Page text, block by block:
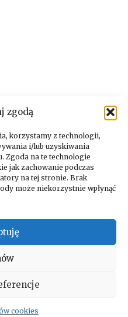
zgodą
korzystamy z technologii,
i/lub uzyskiwania
Zgoda na te technologie
jak zachowanie podczas
na tej stronie. Brak
może niekorzystnie wpłynąć
cookies